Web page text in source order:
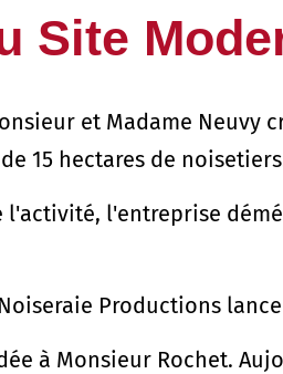
Site
et Madame Neuvy
15 hectares de
l'activité, l'entreprise
Productions
à Monsieur Rochet.